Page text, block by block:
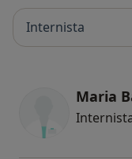
Internista
Maria